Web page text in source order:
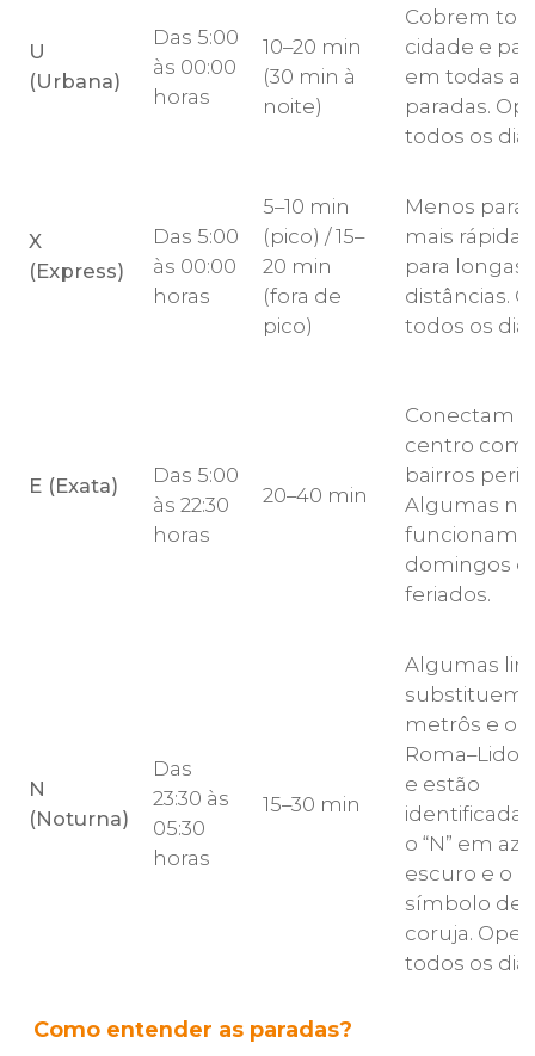
U
(Urbana)
Das 5:00
às 00:00
horas
10–20 min
(30 min à
noite)
Cobrem
cidade e
em todas as
paradas.
todos os
X
(Express)
Das 5:00
às 00:00
horas
5–10 min
(pico) / 15–
20 min
(fora de
pico)
Menos
mais
para longas
distâncias.
todos os
E (Exata)
Das 5:00
às 22:30
horas
20–40 min
Conectam o
centro com
bairros
Algumas
funcionam
domingos e
feriados.
N
(Noturna)
Das
23:30 às
05:30
horas
15–30 min
Algumas
substituem
metrôs e o
Roma–Lido
e estão
o “N” em
escuro e o
símbolo de
coruja.
todos os
Como entender as paradas?